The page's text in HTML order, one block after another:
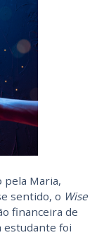
pela Maria,
sentido, o Wise
financeira de
estudante foi